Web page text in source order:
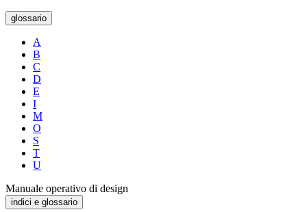
glossario
A
B
C
D
E
I
M
O
S
T
U
Manuale operativo di design
indici e glossario